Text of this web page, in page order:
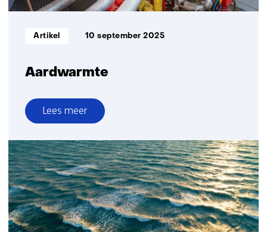
Aardwarmte
Informatietype:
Artikel 10 september 2025
Lees meer
over
Aardwarmte